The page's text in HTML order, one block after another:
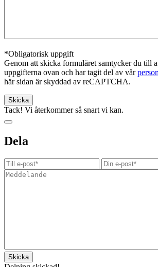
*Obligatorisk uppgift
Genom att skicka formuläret samtycker du till
uppgifterna ovan och har tagit del av vår
här sidan är skyddad av reCAPTCHA.
Tack! Vi återkommer så snart vi kan.
Dela